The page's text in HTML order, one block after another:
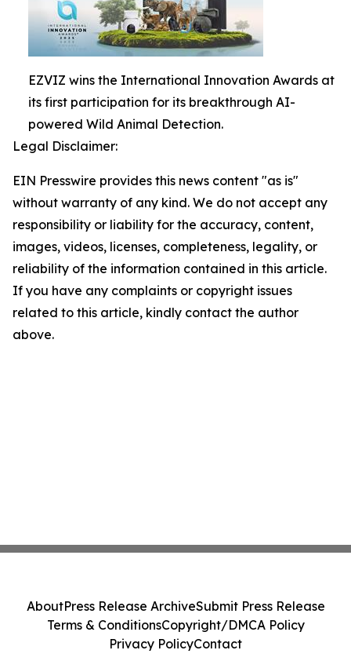
EZVIZ wins the International Innovation Awards at
its first participation for its breakthrough AI-
powered Wild Animal Detection.
Legal Disclaimer:
EIN Presswire provides this news content "as is"
without warranty of any kind. We do not accept any
responsibility or liability for the accuracy, content,
images, videos, licenses, completeness, legality, or
reliability of the information contained in this article.
If you have any complaints or copyright issues
related to this article, kindly contact the author
above.
AboutPress Release ArchiveSubmit Press Release
Terms & ConditionsCopyright/DMCA Policy
Privacy PolicyContact